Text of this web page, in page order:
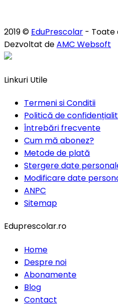
2019 © EduPrescolar - Toate
Dezvoltat deAMC Websoft
Linkuri Utile
Termeni si Conditii
Politică de
Întrebări frecvente
Cum mă abonez?
Metode de plată
Stergere date
Modificare date
ANPC
Sitemap
Eduprescolar.ro
Home
Despre noi
Abonamente
Blog
Contact